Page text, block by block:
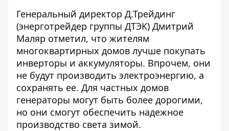
Генеральный директор Д.Трейдинг
(энерготрейдер группы ДТЭК) Дмитрий
Маляр отметил, что жителям
многоквартирных домов лучше покупать
инверторы и аккумуляторы. Впрочем, они
не будут производить электроэнергию, а
сохранять ее. Для частных домов
генераторы могут быть более дорогими,
но они смогут обеспечить надежное
производство света зимой.